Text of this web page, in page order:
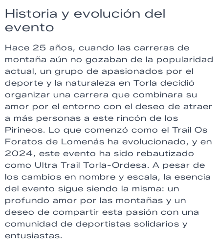
Historia y evolución del
evento
Hace 25 años, cuando las carreras de
montaña aún no gozaban de la popularidad
actual, un grupo de apasionados por el
deporte y la naturaleza en Torla decidió
organizar una carrera que combinara su
amor por el entorno con el deseo de atraer
a más personas a este rincón de los
Pirineos. Lo que comenzó como el Trail Os
Foratos de Lomenás ha evolucionado, y en
2024, este evento ha sido rebautizado
como Ultra Trail Torla-Ordesa. A pesar de
los cambios en nombre y escala, la esencia
del evento sigue siendo la misma: un
profundo amor por las montañas y un
deseo de compartir esta pasión con una
comunidad de deportistas solidarios y
entusiastas.